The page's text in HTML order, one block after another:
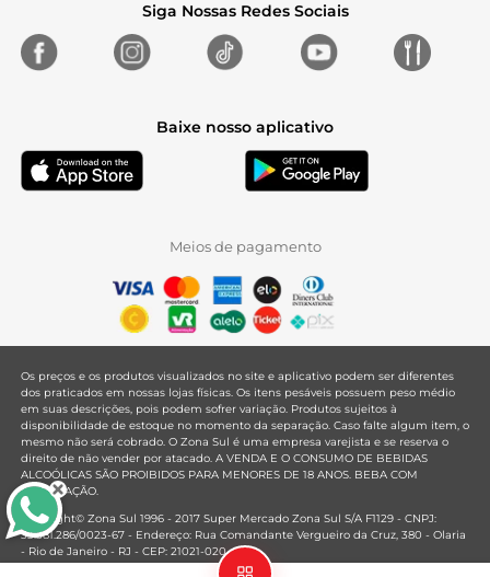
Siga Nossas Redes Sociais
Baixe nosso aplicativo
Meios de pagamento
Os preços e os produtos visualizados no site e aplicativo podem ser diferentes
dos praticados em nossas lojas físicas. Os itens pesáveis possuem peso médio
em suas descrições, pois podem sofrer variação. Produtos sujeitos à
disponibilidade de estoque no momento da separação. Caso falte algum item, o
mesmo não será cobrado. O Zona Sul é uma empresa varejista e se reserva o
direito de não vender por atacado. A VENDA E O CONSUMO DE BEBIDAS
ALCOÓLICAS SÃO PROIBIDOS PARA MENORES DE 18 ANOS. BEBA COM
MODERAÇÃO.
Copyright© Zona Sul 1996 - 2017 Super Mercado Zona Sul S/A F1129 - CNPJ:
33.381.286/0023-67 - Endereço: Rua Comandante Vergueiro da Cruz, 380 - Olaria
- Rio de Janeiro - RJ - CEP: 21021-020